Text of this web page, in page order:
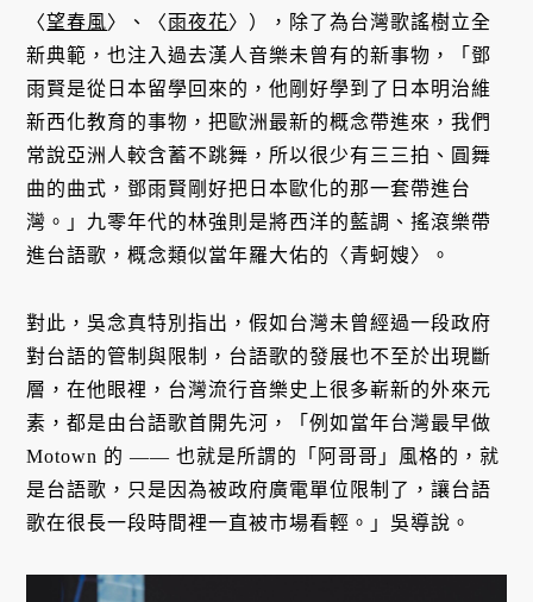
〈望春風〉、〈雨夜花〉），除了為台灣歌謠樹立全
新典範，也注入過去漢人音樂未曾有的新事物，「鄧
雨賢是從日本留學回來的，他剛好學到了日本明治維
新西化教育的事物，把歐洲最新的概念帶進來，我們
常說亞洲人較含蓄不跳舞，所以很少有三三拍、圓舞
曲的曲式，鄧雨賢剛好把日本歐化的那一套帶進台
灣。」九零年代的林強則是將西洋的藍調、搖滾樂帶
進台語歌，概念類似當年羅大佑的〈青蚵嫂〉。
對此，吳念真特別指出，假如台灣未曾經過一段政府
對台語的管制與限制，台語歌的發展也不至於出現斷
層，在他眼裡，台灣流行音樂史上很多嶄新的外來元
素，都是由台語歌首開先河，「例如當年台灣最早做
Motown 的 —— 也就是所謂的「阿哥哥」風格的，就
是台語歌，只是因為被政府廣電單位限制了，讓台語
歌在很長一段時間裡一直被市場看輕。」吳導說。